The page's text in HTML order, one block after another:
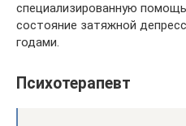
специализированную
состояние затяжной
годами.
Психотерапевт